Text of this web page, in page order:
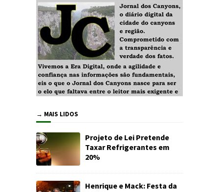
→ MAIS LIDOS
Projeto de Lei Pretende
Taxar Refrigerantes em
20%
Henrique e Mack: Festa da